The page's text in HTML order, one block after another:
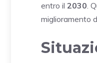
entro il 2030.
miglioramento